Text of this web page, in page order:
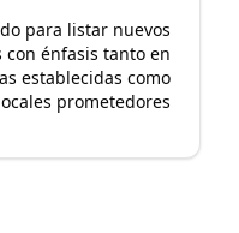
para listar nuevos
con énfasis tanto en
establecidas como
prometedores